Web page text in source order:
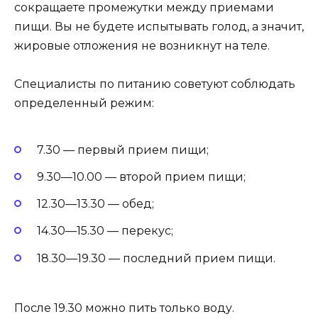
сокращаете промежутки между приемами
пищи. Вы не будете испытывать голод, а значит,
жировые отложения не возникнут на теле.
Специалисты по питанию советуют соблюдать
определенный режим:
7.30 — первый прием пищи;
9.30—10.00 — второй прием пищи;
12.30—13.30 — обед;
14.30—15.30 — перекус;
18.30—19.30 — последний прием пищи.
После 19.30 можно пить только воду.